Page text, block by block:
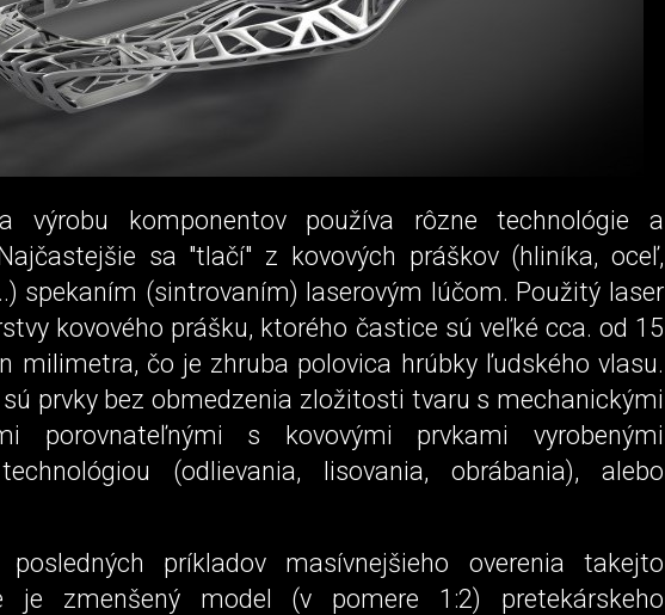
výrobu komponentov používa rôzne technológie a
sa "tlačí" z kovových práškov (hliníka, oceľ,
spekaním (sintrovaním) laserovým lúčom. Použitý laser
kovového prášku, ktorého častice sú veľké cca. od 15
milimetra, čo je zhruba polovica hrúbky ľudského vlasu.
prvky bez obmedzenia zložitosti tvaru s mechanickými
porovnateľnými s kovovými prvkami vyrobenými
(odlievania, lisovania, obrábania), alebo
príkladov masívnejšieho overenia takejto
je zmenšený model (v pomere 1:2) pretekárskeho